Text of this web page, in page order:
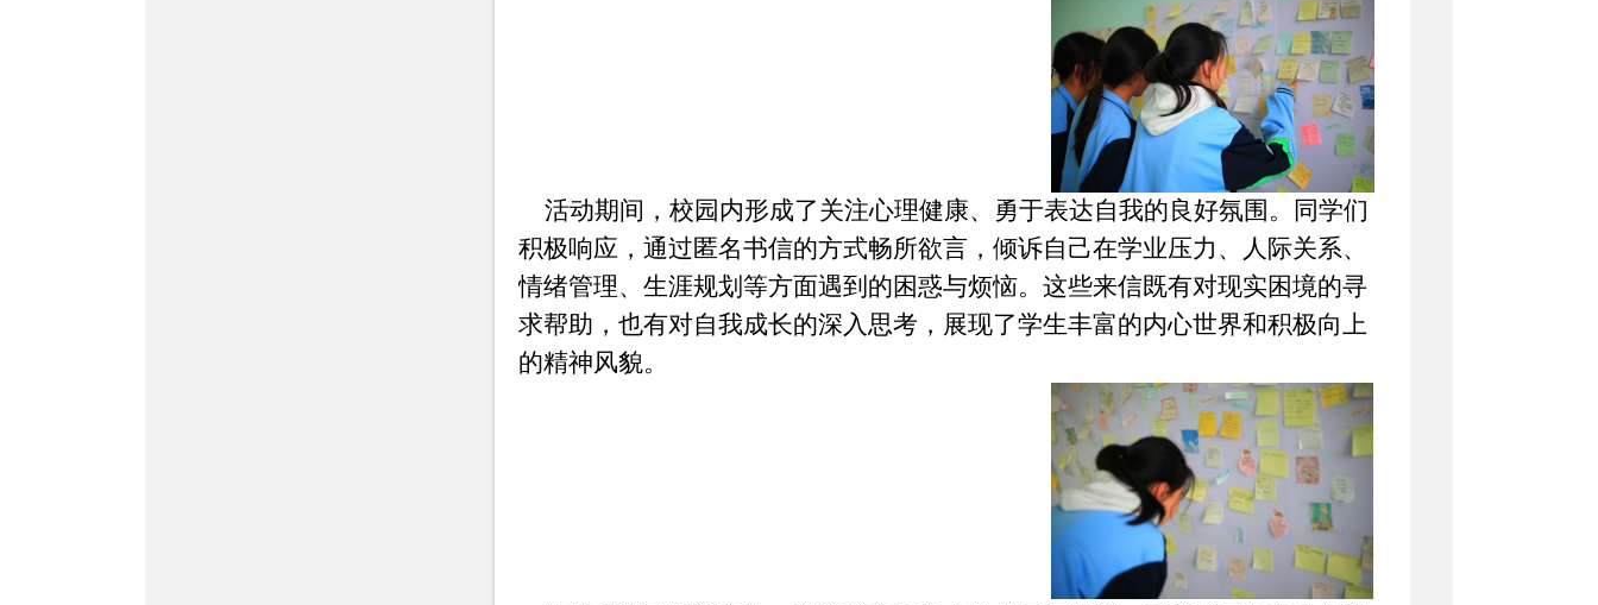
活动期间，校园内形成了关注心理健康、勇于表达自我的良好氛围。同学们
积极响应，通过匿名书信的方式畅所欲言，倾诉自己在学业压力、人际关系、
情绪管理、生涯规划等方面遇到的困惑与烦恼。这些来信既有对现实困境的寻
求帮助，也有对自我成长的深入思考，展现了学生丰富的内心世界和积极向上
的精神风貌。